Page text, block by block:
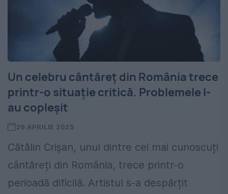
Un celebru cântăreț din România trece
printr-o situație critică. Problemele l-
au copleșit
29 APRILIE 2025
Cătălin Crișan, unul dintre cei mai cunoscuți
cântăreți din România, trece printr-o
perioadă dificilă. Artistul s-a despărțit